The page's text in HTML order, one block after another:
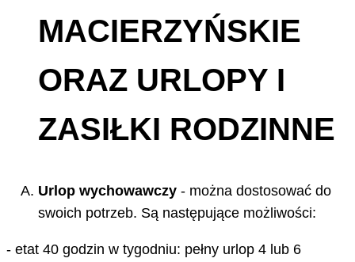
MACIERZYŃSKIE
ORAZ URLOPY I
ZASIŁKI RODZINNE
Urlop wychowawczy - można dostosować do
swoich potrzeb. Są następujące możliwości:
- etat 40 godzin w tygodniu: pełny urlop 4 lub 6